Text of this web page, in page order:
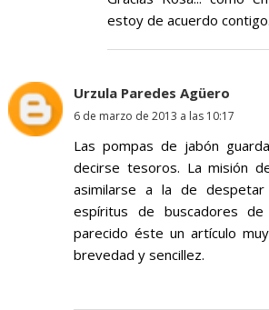
estoy de acuerdo contigo.
Urzula Paredes Agüero
6 de marzo de 2013 a las 10:17
Las pompas de jabón
decirse tesoros. La misión
asimilarse a la de
espíritus de buscadores
parecido éste un artículo
brevedad y sencillez.